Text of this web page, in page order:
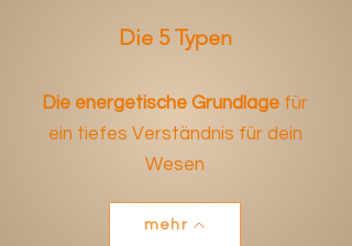
Die 5 Typen
Die energetische Grundlage für
ein tiefes Verständnis für dein
Wesen
mehr